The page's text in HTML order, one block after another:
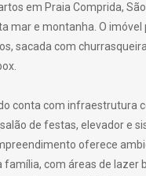
em Praia Comprida,
mar e montanha. O imóvel
sacada com
conta com infraestrutura
de festas, elevador e
oferece
família, com áreas de lazer